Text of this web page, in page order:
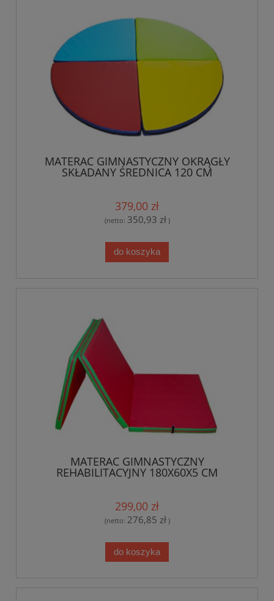
MATERAC GIMNASTYCZNY OKRĄGŁY
SKŁADANY ŚREDNICA 120 CM
379,00 zł
(netto: 350,93 zł)
do koszyka
MATERAC GIMNASTYCZNY
REHABILITACYJNY 180X60X5 CM
299,00 zł
(netto: 276,85 zł)
do koszyka